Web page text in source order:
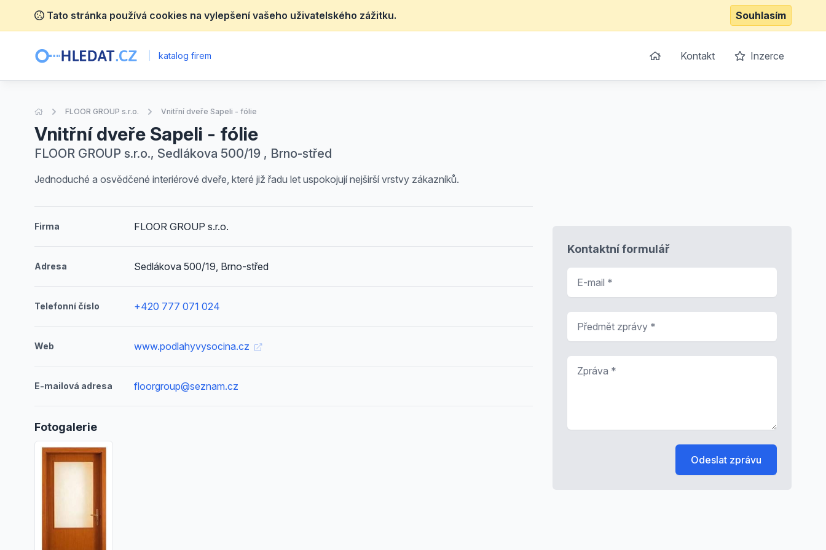
Tato stránka používá cookies na vylepšení vašeho uživatelského zážitku. Souhlasím
katalog firem Kontakt Inzerce
Úvodní stránka
FLOOR GROUP s.r.o. Vnitřní dveře Sapeli - fólie
Vnitřní dveře Sapeli - fólie
FLOOR GROUP s.r.o., Sedlákova 500/19 , Brno-střed
Jednoduché a osvědčené interiérové dveře, které již řadu let uspokojují nejširší vrstvy zákazníků.
Firma FLOOR GROUP s.r.o.
Adresa Sedlákova 500/19, Brno-střed
Telefonní číslo +420 777 071 024
Web www.podlahyvysocina.cz
E-mailová adresa floorgroup@seznam.cz
Fotogalerie
Kontaktní formulář
Odeslat zprávu